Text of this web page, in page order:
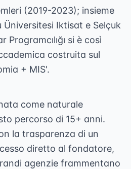
(2019-2023); insieme
Üniversitesi Iktisat e Selçuk
Programcılığı si è così
costruita sul
+ MIS'.
come naturale
percorso di 15+ anni.
la trasparenza di un
diretto al fondatore,
agenzie frammentano